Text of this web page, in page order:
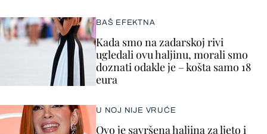
BAŠ EFEKTNA
Kada smo na zadarskoj rivi
ugledali ovu haljinu, morali smo
doznati odakle je – košta samo 18
eura
U NOJ NIJE VRUĆE
Ovo je savršena haljina za ljeto i